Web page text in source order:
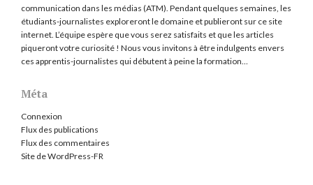
communication dans les médias (ATM). Pendant quelques semaines, les
étudiants-journalistes exploreront le domaine et publieront sur ce site
internet. L’équipe espère que vous serez satisfaits et que les articles
piqueront votre curiosité ! Nous vous invitons à être indulgents envers
ces apprentis-journalistes qui débutent à peine la formation…
Méta
Connexion
Flux des publications
Flux des commentaires
Site de WordPress-FR